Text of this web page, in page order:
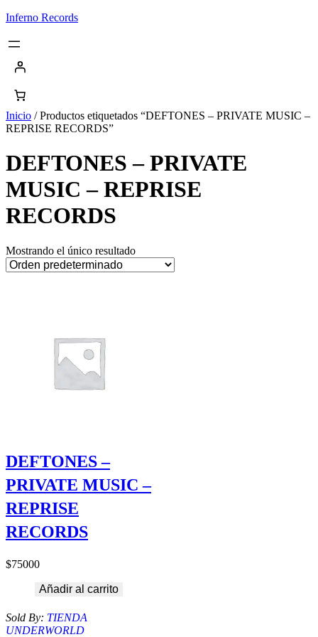
Saltar
contenido
Inferno Records
Inicio / Productos etiquetados “DEFTONES – PRIVATE MUSIC –
REPRISE RECORDS”
DEFTONES – PRIVATE
MUSIC – REPRISE
RECORDS
Mostrando el único resultado
DEFTONES –
PRIVATE MUSIC –
REPRISE
RECORDS
$75000
Añadir al carrito
Sold By: TIENDA
UNDERWORLD